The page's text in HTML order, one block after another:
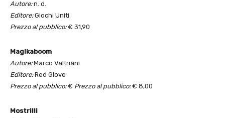
Autore:n. d.
Editore:Giochi Uniti
Prezzo al pubblico:€ 31,90
Magikaboom
Autore:Marco Valtriani
Editore:Red Glove
Prezzo al pubblico:€ Prezzo al pubblico:€ 8,00
Mostrilli